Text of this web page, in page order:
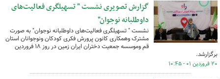
گزارش تصویری نشست " تسهیلگری فعالیت‌های
داوطلبانه نوجوان"
نشست " تسهیلگری فعالیت‌های داوطلبانه نوجوان" به صورت
مشترک وهمکاری کانون پرورش فکری کودکان ونوجوانان استان
قم وموسسه جمعیت دختران ایران زمین در روز ۱۸ فروردین
برگزارشد.
۲۰ فروردین ۰۱ - ۱۰:۴۵